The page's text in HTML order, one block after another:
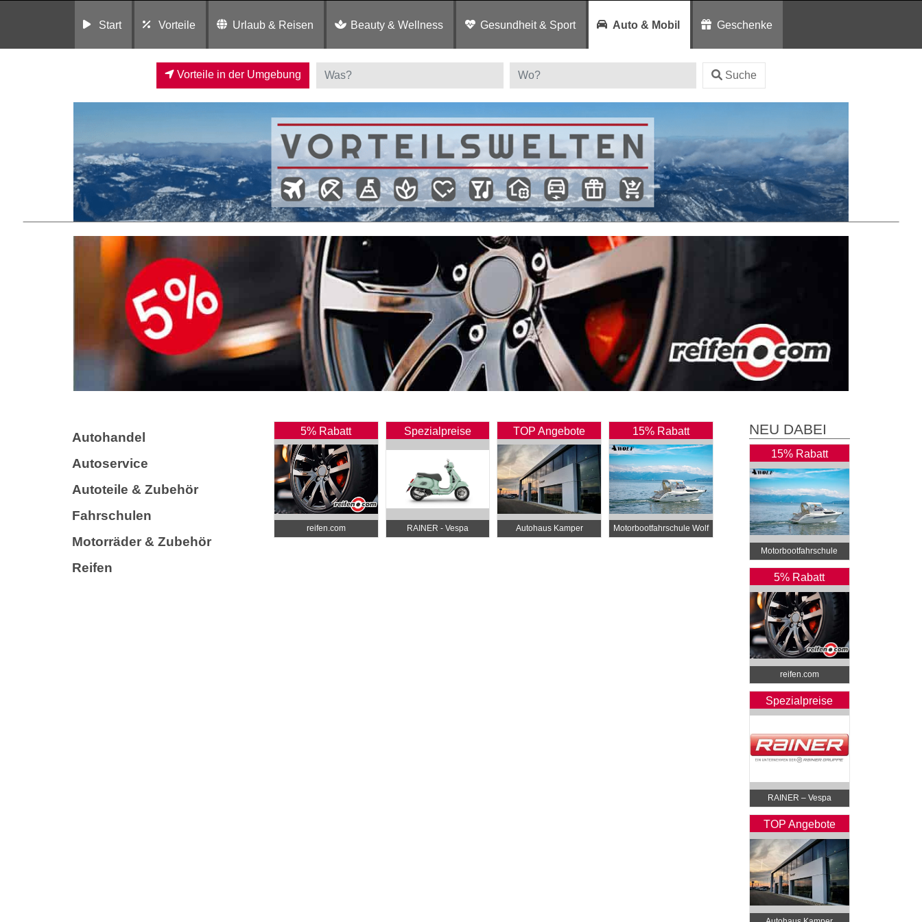
Start Vorteile Urlaub & Reisen Beauty & Wellness Gesundheit & Sport Auto & Mobil Geschenke
Vorteile in der Umgebung Suche
Autohandel
Autoservice
Autoteile & Zubehör
Fahrschulen
Motorräder & Zubehör
Reifen
5% Rabatt
reifen.com
Spezialpreise
RAINER - Vespa
TOP Angebote
Autohaus Kamper
15% Rabatt
Motorbootfahrschule Wolf
NEU DABEI
15% Rabatt
Motorbootfahrschule
Wolf
5% Rabatt
reifen.com
Spezialpreise
RAINER – Vespa
TOP Angebote